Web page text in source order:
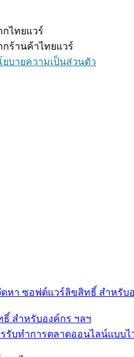
ไทยแวร์
ร้านค้าไทยแวร์
ยบายความเป็นส่วนตัว
สำหรับองค์กร ฯลฯ